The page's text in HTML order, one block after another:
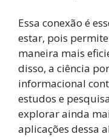
Essa conexão é
estar, pois
maneira mais
disso, a ciência
informacional
estudos e
explorar ainda
aplicações dessa